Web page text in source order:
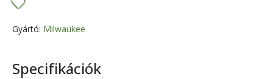
Gyártó: Milwaukee
Specifikációk